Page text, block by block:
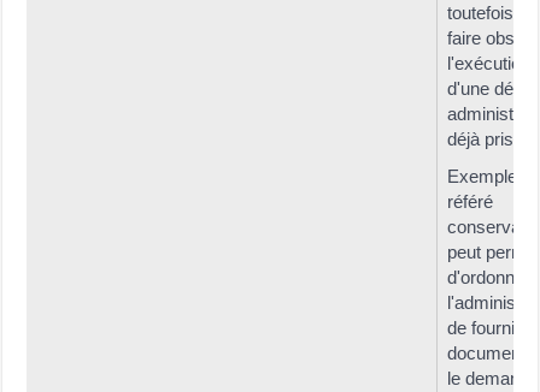
toutefois
faire
l'exécution
d'une
déjà prise.
Exemple :
référé
peut
d'ordonner
de fournir
document
le